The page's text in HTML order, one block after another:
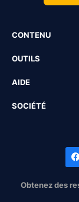
CONTENU
OUTILS
AIDE
SOCIÉTÉ
Obtenez des